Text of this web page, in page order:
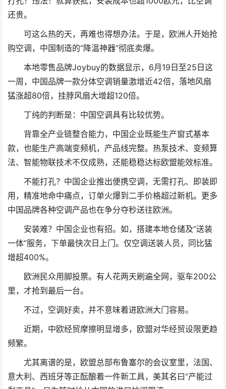
还贵。
可这么热的天，再难也得想办法。于是，欧洲人开始抢
购空调，中国制造的“降温神器”彻底卖爆。
本地零售品牌Joybuy的数据显示，6月19日至25日这
一周，中国品牌一款分体空调销量激增近42倍，落地风扇
猛涨超80倍，挂脖风扇大增超120倍。
丁纯的判断是：中国空调具有比较优势。
背靠全产业链整合能力，中国企业既能生产窗式基本
款，也能生产高端变频机，产品线完整。热泵技术、变频算
法、智能物联技术不仅成熟，还能稳稳达标欧盟能效标准。
不能打孔？中国企业推出便携空调，无需打孔、即装即
用，精准地命中痛点，订单火爆到二手价格超过新机。更多
中国品牌各种空调产品也在争分夺秒送往欧洲。
安装难？中国企业也有招。如，搭建本地仓储及“送装
一体”服务，下单最快次日上门。仅空调送装人员，同比猛
增超400%。
欧洲民众用脚投票。有人花两天刷遍全网，驱车200公
里，才抢到最后一台。
不过，空调好卖，并不意味着进欧洲大门容易。
近期，中欧经贸摩擦明显增多，欧盟对华经贸设限更趋
频繁。
尤其离谱的是，欧盟总部布鲁塞尔的会议室里，法国、
意大利、西班牙等正酝酿着一件新工具，美其名曰“产能过